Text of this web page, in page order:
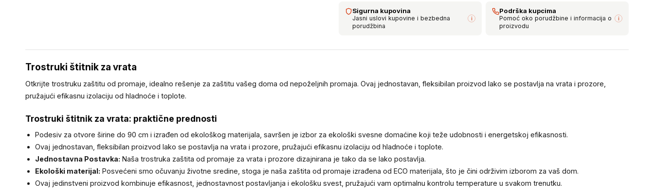
Sigurna kupovina
Jasni uslovi kupovine i bezbedna
porudžbina
i
Podrška kupcima
Pomoć oko porudžbine i informacija o
proizvodu
i
Trostruki štitnik za vrata
Otkrijte trostruku zaštitu od promaje, idealno rešenje za zaštitu vašeg doma od nepoželjnih promaja. Ovaj jednostavan, fleksibilan proizvod lako se postavlja na vrata i prozore,
pružajući efikasnu izolaciju od hladnoće i toplote.
Trostruki štitnik za vrata: praktične prednosti
Podesiv za otvore širine do 90 cm i izrađen od ekološkog materijala, savršen je izbor za ekološki svesne domaćine koji teže udobnosti i energetskoj efikasnosti.
Ovaj jednostavan, fleksibilan proizvod lako se postavlja na vrata i prozore, pružajući efikasnu izolaciju od hladnoće i toplote.
Jednostavna Postavka: Naša trostruka zaštita od promaje za vrata i prozore dizajnirana je tako da se lako postavlja.
Ekološki materijal: Posvećeni smo očuvanju životne sredine, stoga je naša zaštita od promaje izrađena od ECO materijala, što je čini održivim izborom za vaš dom.
Ovaj jedinstveni proizvod kombinuje efikasnost, jednostavnost postavljanja i ekološku svest, pružajući vam optimalnu kontrolu temperature u svakom trenutku.